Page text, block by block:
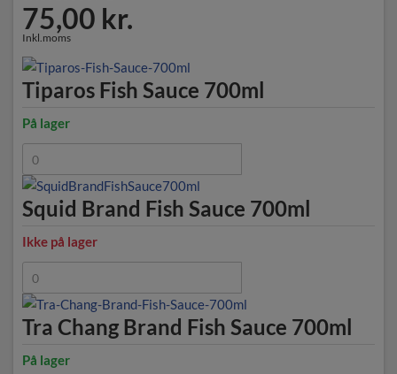
75,00 kr.
Inkl.moms
Tiparos Fish Sauce 700ml
På lager
Squid Brand Fish Sauce 700ml
Ikke på lager
Tra Chang Brand Fish Sauce 700ml
På lager